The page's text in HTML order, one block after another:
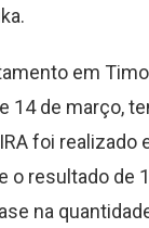
em
14 de março,
foi realizado
o resultado de
na